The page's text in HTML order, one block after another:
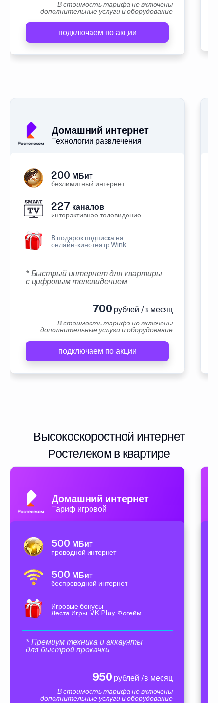
В стоимость тарифа не включены
дополнительные услуги и оборудование
подключаем по акции
Домашний интернет
Технологии развлечения
200 МБит
безлимитный интернет
227 каналов
интерактивное телевидение
В подарок подписка на
онлайн-кинотеатр Wink
* Быстрый интернет для квартиры
с цифровым телевидением
700 рублей /в месяц
В стоимость тарифа не включены
дополнительные услуги и оборудование
подключаем по акции
Высокоскоростной интернет
Ростелеком в квартире
Домашний интернет
Тариф игровой
500 МБит
проводной интернет
500 МБит
беспроводной интернет
Игровые бонусы
Леста Игры, VK Play, Фогейм
* Премиум техника и аккаунты
для быстрой прокачки
950 рублей /в месяц
В стоимость тарифа не включены
дополнительные услуги и оборудование